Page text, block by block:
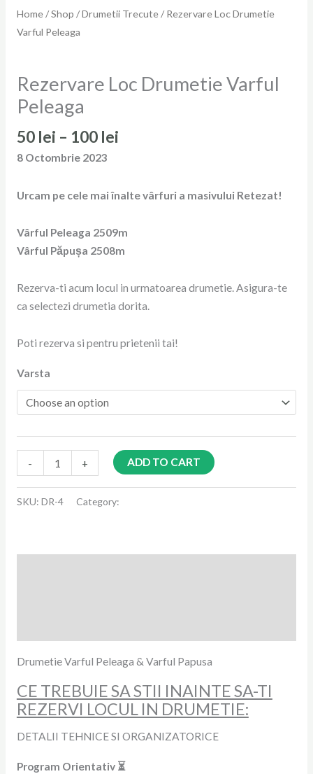
Home/Shop /Drumetii Trecute/ Rezervare Loc Drumetie
Varful Peleaga
Rezervare Loc Drumetie Varful
Peleaga
50 lei – 100 lei
8 Octombrie 2023
Urcam pe cele mai înalte vârfuri a masivului Retezat!
Vârful Peleaga 2509m
Vârful Păpușa 2508m
Rezerva-ti acum locul in urmatoarea drumetie. Asigura-te
ca selectezi drumetia dorita.
Poti rezerva si pentru prietenii tai!
Varsta
- + ADD TO CART
SKU: DR-4 Category:
Drumetie Varful Peleaga & Varful Papusa
CE TREBUIE SA STII INAINTE SA-TI
REZERVI LOCUL IN DRUMETIE:
DETALII TEHNICE SI ORGANIZATORICE
Program Orientativ ⏳️